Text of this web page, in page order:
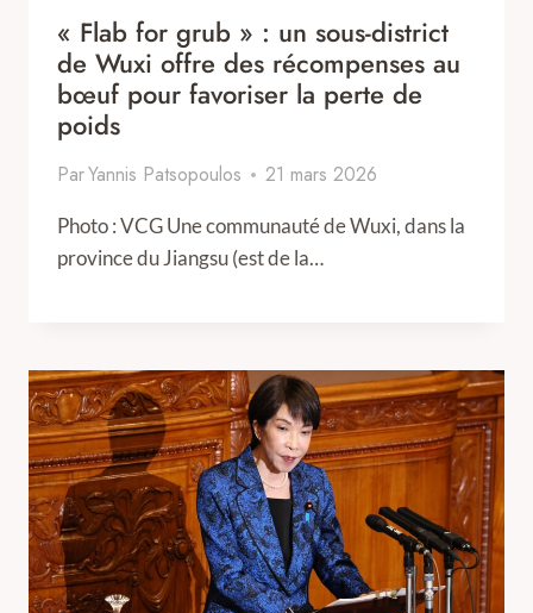
« Flab for grub » : un sous-district
de Wuxi offre des récompenses au
bœuf pour favoriser la perte de
poids
ParYannis Patsopoulos 21 mars 2026
Photo : VCG Une communauté de Wuxi, dans la
province du Jiangsu (est de la…